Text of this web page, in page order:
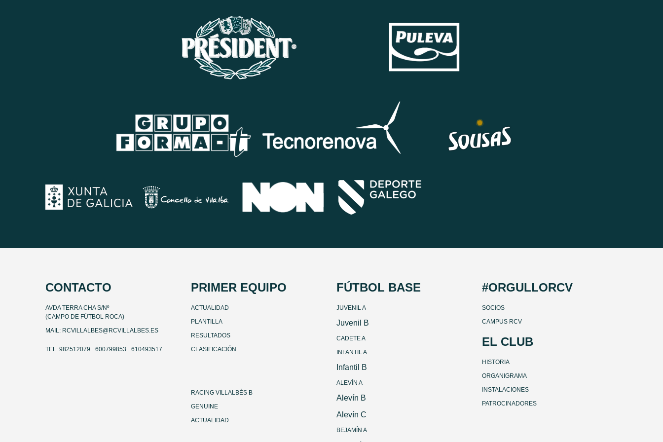
CONTACTO
AVDA TERRA CHA S/Nº
(CAMPO DE FÚTBOL ROCA)
MAIL: RCVILLALBES@RCVILLALBES.ES
TEL: 982512079 600799853 610493517
PRIMER EQUIPO
ACTUALIDAD
PLANTILLA
RESULTADOS
CLASIFICACIÓN
RACING VILLALBÉS B
GENUINE
ACTUALIDAD
FÚTBOL BASE
JUVENIL A
Juvenil B
CADETE A
INFANTIL A
Infantil B
ALEVÍN A
Alevín B
Alevín C
BEJAMÍN A
#ORGULLORCV
SOCIOS
CAMPUS RCV
EL CLUB
HISTORIA
ORGANIGRAMA
INSTALACIONES
PATROCINADORES